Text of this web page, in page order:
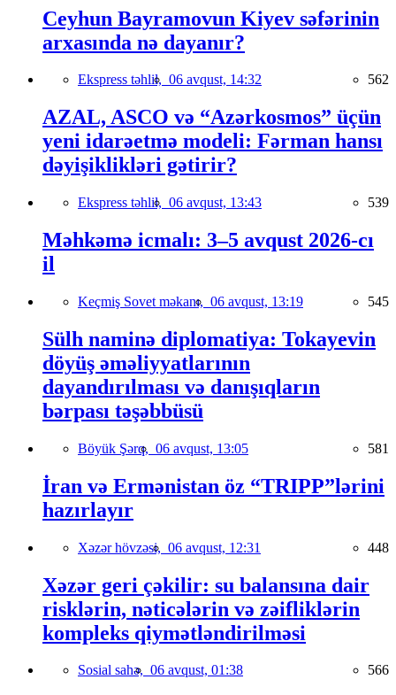
Ceyhun Bayramovun Kiyev səfərinin
arxasında nə dayanır?
Ekspress təhlil, 06 avqust, 14:32 562
AZAL, ASCO və “Azərkosmos” üçün
yeni idarəetmə modeli: Fərman hansı
dəyişiklikləri gətirir?
Ekspress təhlil, 06 avqust, 13:43 539
Məhkəmə icmalı: 3–5 avqust 2026-cı
il
Keçmiş Sovet məkanı, 06 avqust, 13:19 545
Sülh naminə diplomatiya: Tokayevin
döyüş əməliyyatlarının
dayandırılması və danışıqların
bərpası təşəbbüsü
Böyük Şərq, 06 avqust, 13:05 581
İran və Ermənistan öz “TRIPP”lərini
hazırlayır
Xəzər hövzəsi, 06 avqust, 12:31 448
Xəzər geri çəkilir: su balansına dair
risklərin, nəticələrin və zəifliklərin
kompleks qiymətləndirilməsi
Sosial sahə, 06 avqust, 01:38 566